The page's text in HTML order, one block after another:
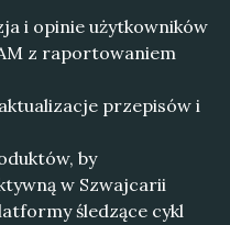
i opinie użytkowników
z raportowaniem
przepisów i
by
w Szwajcarii
śledzące cykl